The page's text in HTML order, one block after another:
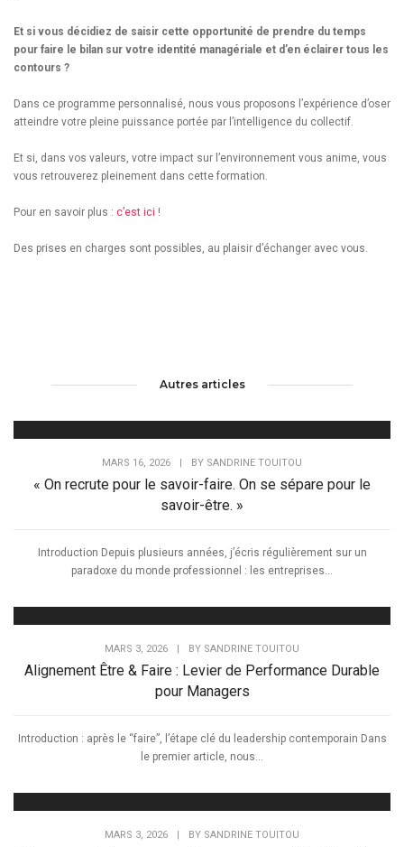
Et si vous décidiez de saisir cette opportunité de prendre du temps
pour faire le bilan sur votre identité managériale et d’en éclairer tous les
contours ?
Dans ce programme personnalisé, nous vous proposons l’expérience d’oser
atteindre votre pleine puissance portée par l’intelligence du collectif.
Et si, dans vos valeurs, votre impact sur l’environnement vous anime, vous
vous retrouverez pleinement dans cette formation.
Pour en savoir plus : c’est ici !
Des prises en charges sont possibles, au plaisir d’échanger avec vous.
Autres articles
MARS 16, 2026 | BY SANDRINE TOUITOU
« On recrute pour le savoir-faire. On se sépare pour le
savoir-être. »
Introduction Depuis plusieurs années, j’écris régulièrement sur un
paradoxe du monde professionnel : les entreprises...
MARS 3, 2026 BY SANDRINE TOUITOU
Alignement Être & Faire : Levier de Performance Durable
pour Managers
Introduction : après le “faire”, l’étape clé du leadership contemporain Dans
le premier article, nous...
MARS 3, 2026 BY SANDRINE TOUITOU